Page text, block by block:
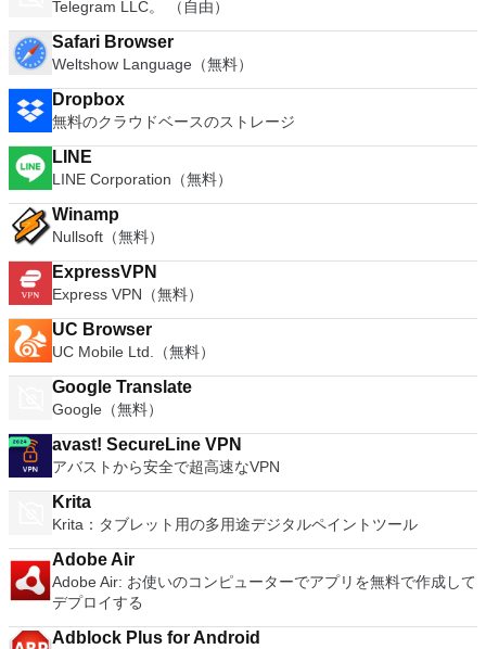
Telegram LLC。 （自由）
Safari Browser
Weltshow Language（無料）
Dropbox
無料のクラウドベースのストレージ
LINE
LINE Corporation（無料）
Winamp
Nullsoft（無料）
ExpressVPN
Express VPN（無料）
UC Browser
UC Mobile Ltd.（無料）
Google Translate
Google（無料）
avast! SecureLine VPN
アバストから安全で超高速なVPN
Krita
Krita：タブレット用の多用途デジタルペイントツール
Adobe Air
Adobe Air: お使いのコンピューターでアプリを無料で作成して
デプロイする
Adblock Plus for Android